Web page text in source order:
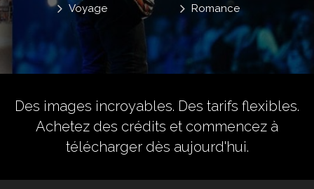
Romance
Voyage
Des images incroyables. Des tarifs flexibles.
Achetez des crédits et commencez à
télécharger dès aujourd'hui.